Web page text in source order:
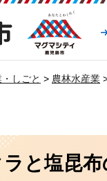
マグマシティ
鹿児島市
しごと > 農林水産業
と塩昆布